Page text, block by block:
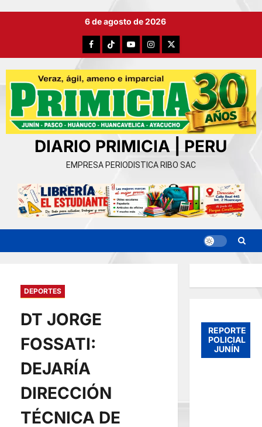
6 de agosto de 2026
FacebookTikTokYouTubeInstagram
X
DIARIO PRIMICIA | PERU
EMPRESA PERIODISTICA RIBO SAC
DEPORTES
DT JORGE
FOSSATI:
DEJARÍA
DIRECCIÓN
TÉCNICA DE
REPORTE
POLICIAL
JUNÍN